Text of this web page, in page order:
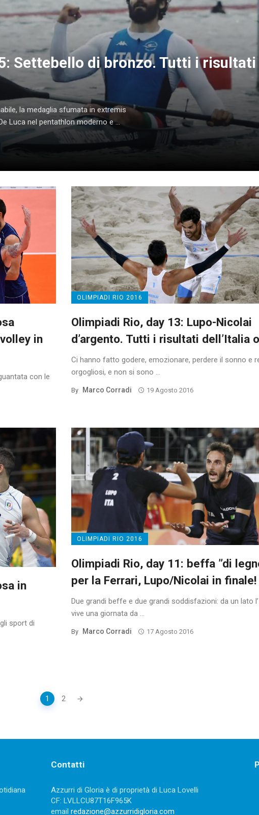
Settebello di bronzo. Tutti i risultati
la medaglia sfumata in extremis
Luca nel pentathlon moderno e ...
in
con le
OLIMPIADI RIO 2016
Olimpiadi Rio, day 13: Lupo-Nicolai
d’argento. Tutti i risultati dell’Italia
Ci hanno fatto godere, emozionare, perdere il sonno e
orgogliosi, e non si sono ...
By Marco Corradi 19 Agosto 2016
in
sport di
OLIMPIADI RIO 2016
Olimpiadi Rio, day 11: beffa ”di
per la Ferrari, Lupo/Nicolai in finale!
Due grandi beffe e due grandi soddisfazioni: da un lato
vive una giornata da ...
By Marco Corradi 17 Agosto 2016
1 2
Contatti
Azzurri di Gloria è di proprietà di Luca Lovelli
CF: LVLLCU87T16F965K
email redazione@azzurridigloria.com